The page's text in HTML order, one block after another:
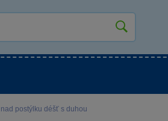
postýlku déšť s duhou